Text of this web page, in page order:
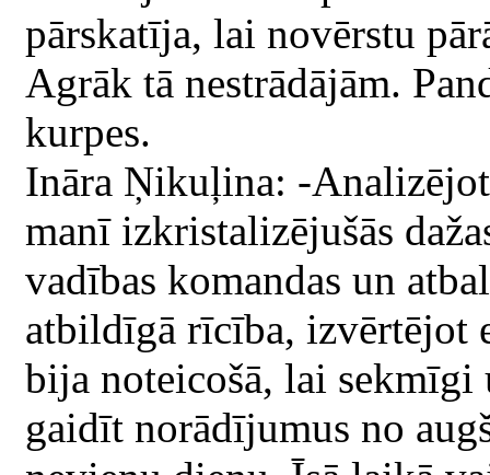
pārskatīja, lai novērstu
Agrāk tā nestrādājām.
kurpes.
Ināra Ņikuļina: -
manī izkristalizējušās
vadības komandas un
atbildīgā rīcība, izvērtējot
bija noteicošā, lai sekmīgi
gaidīt norādījumus no